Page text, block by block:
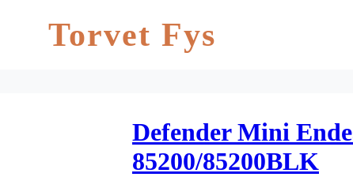
Torvet Fys
Defender Mini
85200/85200BLK